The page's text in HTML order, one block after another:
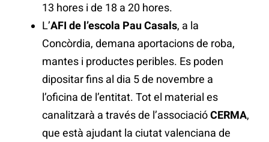
13 hores i de 18 a 20 hores.
L’AFI de l’escola Pau Casals, a la
Concòrdia, demana aportacions de roba,
mantes i productes peribles. Es poden
dipositar fins al dia 5 de novembre a
l’oficina de l’entitat. Tot el material es
canalitzarà a través de l’associacióCERMA,
que està ajudant la ciutat valenciana de